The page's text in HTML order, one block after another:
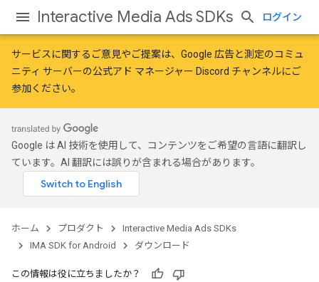
Interactive Media Ads SDKs ログイン
サービスに関するご意見やご提案は、 Google 広告と測定のコミュ
ニティ サーバーの公式アド マネージャー Discord チャンネルにご
参加ください。
Google は AI 技術を使用して、コンテンツをご希望の言語に翻訳し
ています。AI 翻訳には誤りが含まれる場合があります。
ホーム プロダクト
Interactive Media Ads SDKs
IMA SDK for Android
ダウンロード
この情報は役に立ちましたか？